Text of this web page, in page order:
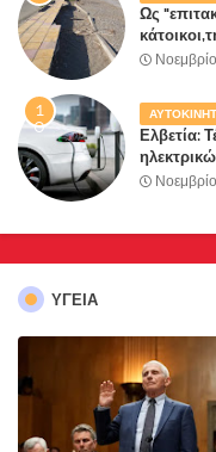
Ως
Ελβετία:
ΥΓΕΙΑ